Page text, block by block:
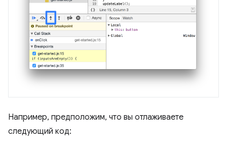
Например, предположим, что вы отлаживаете
следующий код: